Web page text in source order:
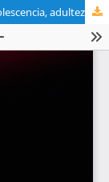
Ciclos Vitales (serie): dolencias de la niñez, adolescencia, adultez y vejez